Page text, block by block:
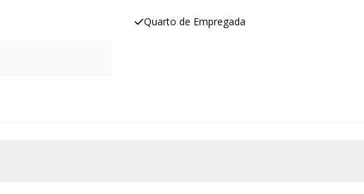
Quarto de Empregada